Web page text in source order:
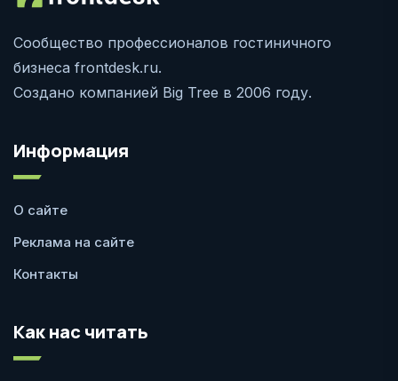
Сообщество профессионалов гостиничного
бизнеса frontdesk.ru.
Создано компанией Big Tree в 2006 году.
Информация
О сайте
Реклама на сайте
Контакты
Как нас читать